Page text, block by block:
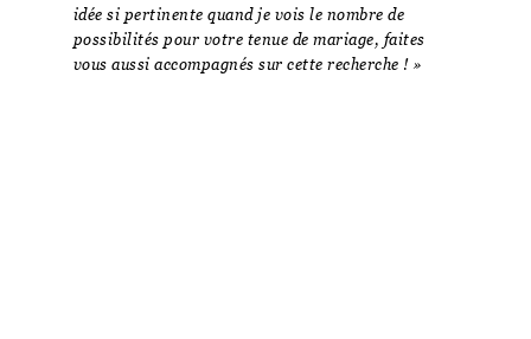
idée si pertinente quand je vois le nombre de
possibilités pour votre tenue de mariage, faites
vous aussi accompagnés sur cette recherche ! »